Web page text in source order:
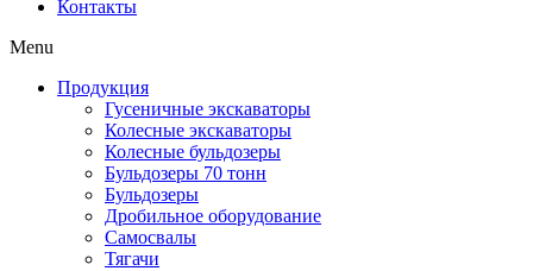
Контакты
Menu
Продукция
Гусеничные экскаваторы
Колесные экскаваторы
Колесные бульдозеры
Бульдозеры 70 тонн
Бульдозеры
Дробильное оборудование
Самосвалы
Тягачи